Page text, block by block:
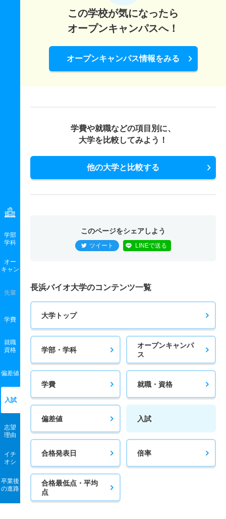
学部
学科
オー
キャン
先輩
学費
就職
資格
偏差値
入試
志望
理由
イチ
オシ
卒業後
の進路
この学校が気になったら
オープンキャンパスへ！
オープンキャンパス情報をみる
学費や就職などの項目別に、
大学を比較してみよう！
他の大学と比較する
このページをシェアしよう
ツイート LINEで送る
長浜バイオ大学のコンテンツ一覧
大学トップ
学部・学科
オープンキャンパ
ス
学費 就職・資格
偏差値 入試
合格発表日 倍率
合格最低点・平均
点